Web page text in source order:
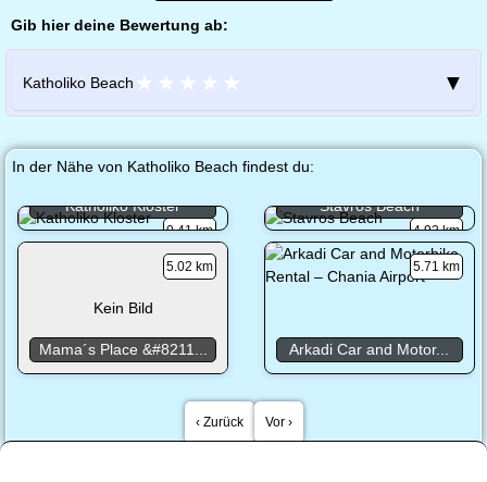
Gib hier deine Bewertung ab:
Katholiko Beach ★ ★ ★ ★ ★ ▼
In der Nähe von Katholiko Beach findest du:
0.41 km
Katholiko Kloster
4.92 km
Stavros Beach
Kein Bild
5.02 km
Mama´s Place &#8211...
5.71 km
Arkadi Car and Motor...
‹ Zurück Vor ›